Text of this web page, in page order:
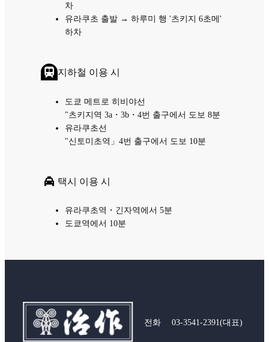
차
유라쿠초 출발 → 하루미 행 '츠키지 6초메'
하차
지하철 이용 시
도쿄 메트로 히비야선
"츠키지역 3a・3b・4번 출구에서 도보 8분
유라쿠초선
"신토미초역」4번 출구에서 도보 10분
택시 이용 시
유라쿠초역・긴자역에서 5분
도쿄역에서 10분
전화 03-3541-2391(대표)